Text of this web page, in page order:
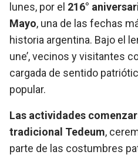
lunes, por el 216°
Mayo, una de las fechas
historia argentina. Bajo el
une’, vecinos y visitantes
cargada de sentido
popular.
Las actividades
tradicional Tedeum,
parte de las costumbres